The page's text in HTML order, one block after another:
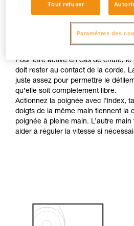
accompagner le défilement de
la charge en cas de chute. Il faut
de l’appareil en respectant la
lâcher la corde côté freinage.
Pour être activé en cas de chute,
doit rester au contact de la corde.
juste assez pour permettre le
qu’elle soit complètement libre.
Actionnez la poignée avec l’index,
doigts de la même main tiennent la
poignée à pleine main. L’autre
aider à réguler la vitesse si
Tout refuser
Paramètres des